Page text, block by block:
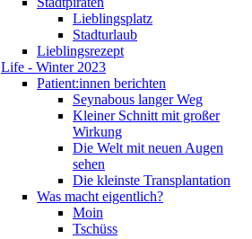
Lieblingsplatz
Stadturlaub
Lieblingsrezept
Life - Winter 2023
Patient:innen berichten
Seynabous langer Weg
Kleiner Schnitt mit großer
Wirkung
Die Welt mit neuen Augen
sehen
Die kleinste Transplantation
Was macht eigentlich?
Moin
Tschüss